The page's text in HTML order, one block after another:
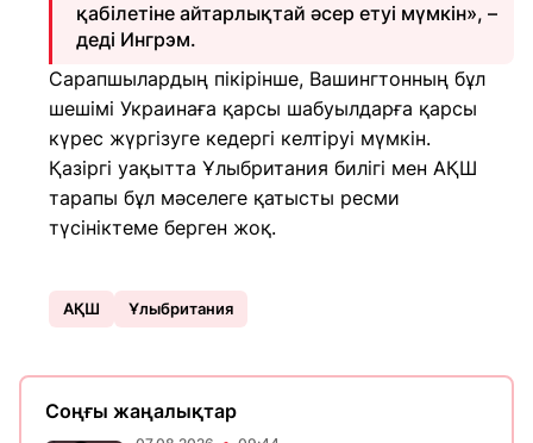
қабілетіне айтарлықтай әсер етуі мүмкін», –
деді Ингрэм.
Сарапшылардың пікірінше, Вашингтонның бұл
шешімі Украинаға қарсы шабуылдарға қарсы
күрес жүргізуге кедергі келтіруі мүмкін.
Қазіргі уақытта Ұлыбритания билігі мен АҚШ
тарапы бұл мәселеге қатысты ресми
түсініктеме берген жоқ.
АҚШ Ұлыбритания
Соңғы жаңалықтар